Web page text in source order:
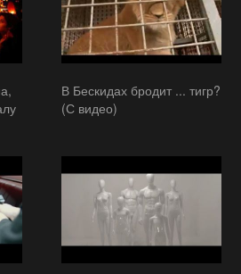
В Бескидах бродит ... тигр?
(С видео)